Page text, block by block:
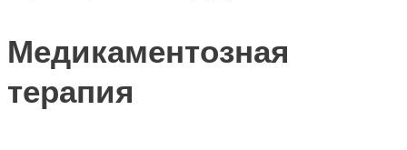
Медикаментозная
терапия